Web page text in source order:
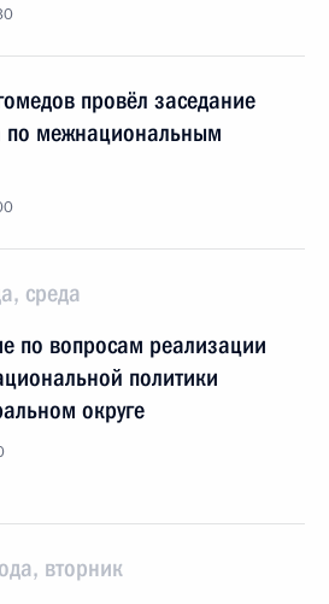
провёл заседание
по межнациональным
среда
по вопросам реализации
политики
округе
вторник